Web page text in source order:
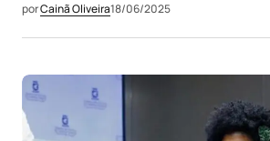
porCainã Oliveira18/06/2025